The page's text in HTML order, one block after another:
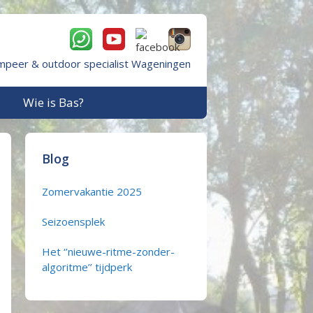
& outdoor specialist Wageningen
Wie is Bas?
Blog
Zomervakantie 2025
Seizoensplek
Het ‘’nieuwe-ritme-zonder-
algoritme’’ tijdperk